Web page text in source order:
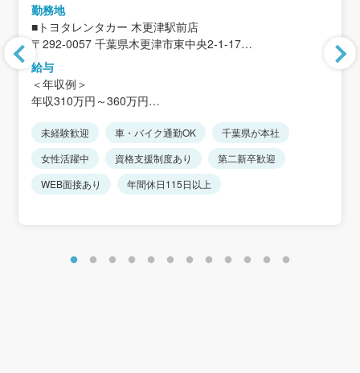
勤務地
■トヨタレンタカー 木更津駅前店
〒292-0057 千葉県木更津市東中央2-1-17
＜アクセス＞「木更津駅」徒歩4分
※車通勤OK
※木更津駅店（木更津駅徒歩15分）と兼務になります。
※ご自宅から通いやすい店舗に配属の可能性あり（ご自宅
から1時間以内）
※入社後、将来的に異動の可能性がありますが、
店舗は全て千葉県内で引越しを伴う転勤はありません。
給与
＜年収例＞
年収310万円～360万円
＜月給例 ※新卒初任給＞
月給190,400円～199,000円
★上記月給は18歳高卒～25歳大卒の初任給になります。
★年齢・経験により、規定により決定します。
※年齢・経験により、規定により決定します。
未経験歓迎 車・バイク通勤OK
千葉県が本社
女性活躍中
資格支援制度あり
第二新卒歓迎
WEB面接あり
年間休日115日以上